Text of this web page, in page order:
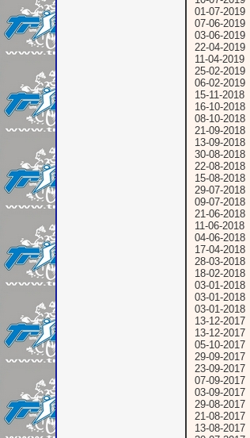
01-07-2019
07-06-2019
03-06-2019
22-04-2019
11-04-2019
25-02-2019
06-02-2019
15-11-2018
16-10-2018
08-10-2018
21-09-2018
13-09-2018
30-08-2018
22-08-2018
15-08-2018
29-07-2018
09-07-2018
21-06-2018
11-06-2018
04-06-2018
17-04-2018
28-03-2018
18-02-2018
03-01-2018
03-01-2018
03-01-2018
13-12-2017
13-12-2017
05-10-2017
29-09-2017
23-09-2017
07-09-2017
03-09-2017
29-08-2017
21-08-2017
13-08-2017